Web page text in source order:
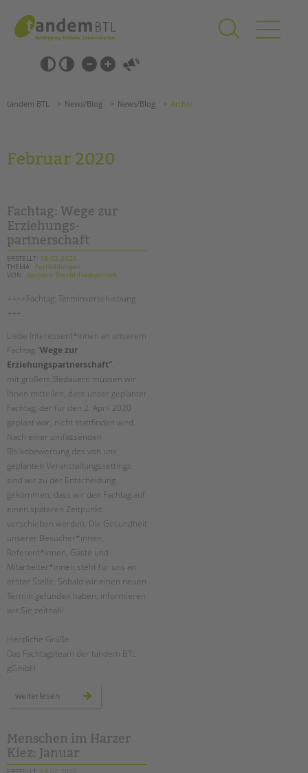
springen
Barrierefrei-
Einstellungen
überspringen
überspringen
Förderzentren
Kollegs
EFöB
Schulbezogene Sozialarbeit
Tagesgruppen
HILFEN ZUR ERZIEHUNG
EINGLIEDERUNGSHILFE
BETREUTES WOHNEN
TANDEM BTL AKADEMIE
Zertfikatskurse
Seminarkalender
Seminarräume
STADTTEILARBEIT
PROFIL | LEITBILD
Bereiche im Überblick
Kinder- und Jugendschutz
Unsere Videos
Gesellschafter VdK
schoolcoach BTL
KARRIERE
Stellenangebote
unkuerzbar
Briefe an Kai
tandem BTL News/Blog News/Blog Archiv
Februar 2020
Fachtag: Wege zur
Erziehungs-
partnerschaft
ERSTELLT 18.02.2020
THEMA
Fortbildungen
VON
Barbara Brecht-Hadraschek
++++Fachtag: Terminverschiebung
+++
Liebe Interessent*innen an unserem
Fachtag " Wege zur
Erziehungspartnerschaft",
mit großem Bedauern müssen wir
Ihnen mitteilen, dass unser geplanter
Fachtag, der für den 2. April 2020
geplant war, nicht stattfinden wird.
Nach einer umfassenden
Risikobewertung des von uns
geplanten Veranstaltungssettings
sind wir zu der Entscheidung
gekommen, dass wir den Fachtag auf
einen späteren Zeitpunkt
verschieben werden. Die Gesundheit
unserer Besucher*innen,
Referent*innen, Gäste und
Mitarbeiter*innen steht für uns an
erster Stelle. Sobald wir einen neuen
Termin gefunden haben, informieren
wir Sie zeitnah!
Herzliche Grüße
Das Fachtagsteam der tandem BTL
gGmbH
weiterlesen fachtag:
Menschen im Harzer
Kiez: Januar